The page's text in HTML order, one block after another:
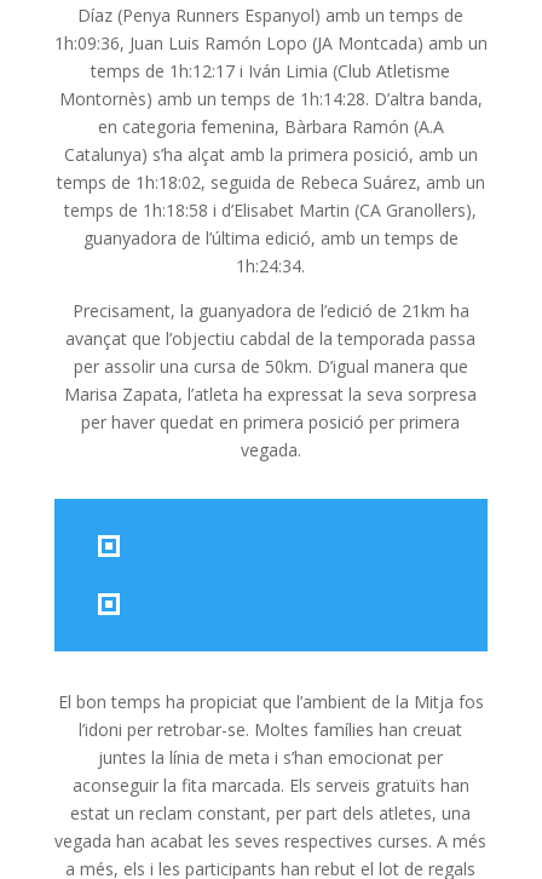
Díaz (Penya Runners Espanyol) amb un temps de
1h:09:36, Juan Luis Ramón Lopo (JA Montcada) amb un
temps de 1h:12:17 i Iván Limia (Club Atletisme
Montornès) amb un temps de 1h:14:28. D’altra banda,
en categoria femenina, Bàrbara Ramón (A.A
Catalunya) s’ha alçat amb la primera posició, amb un
temps de 1h:18:02, seguida de Rebeca Suárez, amb un
temps de 1h:18:58 i d’Elisabet Martin (CA Granollers),
guanyadora de l’última edició, amb un temps de
1h:24:34.
Precisament, la guanyadora de l’edició de 21km ha
avançat que l’objectiu cabdal de la temporada passa
per assolir una cursa de 50km. D’igual manera que
Marisa Zapata, l’atleta ha expressat la seva sorpresa
per haver quedat en primera posició per primera
vegada.
El bon temps ha propiciat que l’ambient de la Mitja fos
l’idoni per retrobar-se. Moltes famílies han creuat
juntes la línia de meta i s’han emocionat per
aconseguir la fita marcada. Els serveis gratuïts han
estat un reclam constant, per part dels atletes, una
vegada han acabat les seves respectives curses. A més
a més, els i les participants han rebut el lot de regals